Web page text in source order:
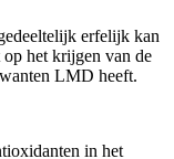
erfelijk kan
het krijgen van de
LMD heeft.
in het